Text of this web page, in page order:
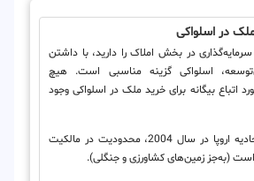
در اسلواکی
در بخش املاک را دارید، با داشتن
اسلواکی گزینه مناسبی است. هیچ
اتباع بیگانه برای خرید ملک در اسلواکی وجود
با ورود اسلواکی به اتحادیه اروپا در سال 2004، محدودیت در مالکیت
(به‌جز زمین‌های کشاورزی و جنگلی).